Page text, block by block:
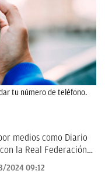
tu número de teléfono.
medios como Diario
la Real Federación
2024 09:12